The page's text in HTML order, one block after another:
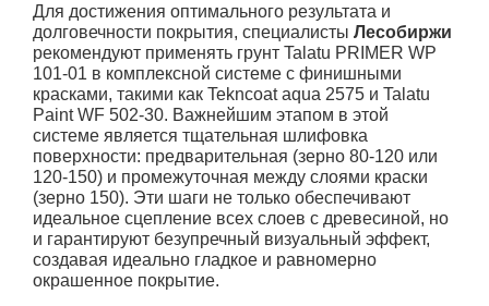
Для достижения оптимального результата и
долговечности покрытия, специалисты Лесобиржи
рекомендуют применять грунт Talatu PRIMER WP
101-01 в комплексной системе с финишными
красками, такими как Tekncoat aqua 2575 и Talatu
Paint WF 502-30. Важнейшим этапом в этой
системе является тщательная шлифовка
поверхности: предварительная (зерно 80-120 или
120-150) и промежуточная между слоями краски
(зерно 150). Эти шаги не только обеспечивают
идеальное сцепление всех слоев с древесиной, но
и гарантируют безупречный визуальный эффект,
создавая идеально гладкое и равномерно
окрашенное покрытие.